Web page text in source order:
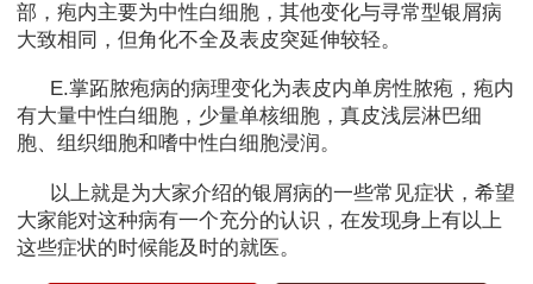
部，疱内主要为中性白细胞，其他变化与寻常型银屑病
大致相同，但角化不全及表皮突延伸较轻。
E.掌跖脓疱病的病理变化为表皮内单房性脓疱，疱内
有大量中性白细胞，少量单核细胞，真皮浅层淋巴细
胞、组织细胞和嗜中性白细胞浸润。
以上就是为大家介绍的银屑病的一些常见症状，希望
大家能对这种病有一个充分的认识，在发现身上有以上
这些症状的时候能及时的就医。